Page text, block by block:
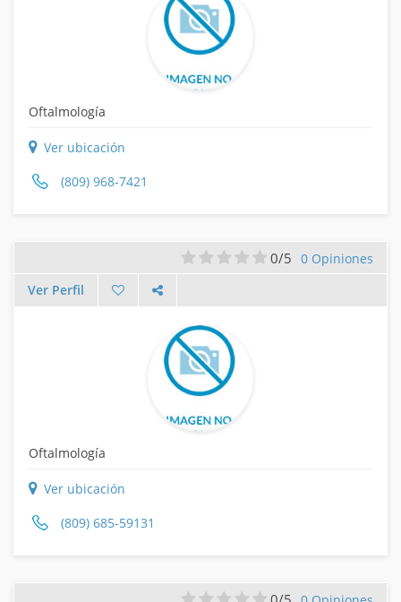
Oftalmología
Ver ubicación
(809) 968-7421
0/5 0 Opiniones
Ver Perfil
Oftalmología
Ver ubicación
(809) 685-59131